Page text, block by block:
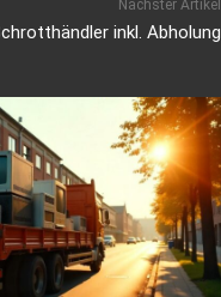
Nächster Artikel
inkl. Abholung